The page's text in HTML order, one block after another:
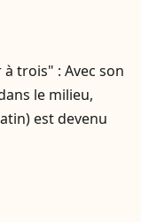
trois" : Avec son
le milieu,
est devenu